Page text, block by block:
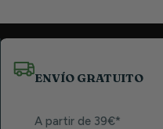
ENVÍO GRATUITO
A partir de 39€*